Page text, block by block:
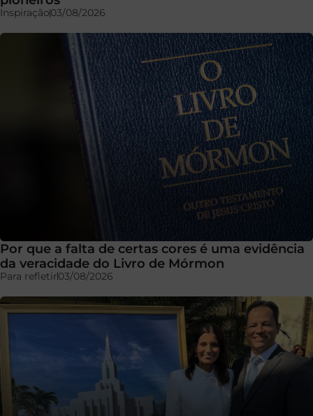
Inspiração03/08/2026
Por que a falta de certas cores é uma evidência
da veracidade do Livro de Mórmon
Para refletir03/08/2026